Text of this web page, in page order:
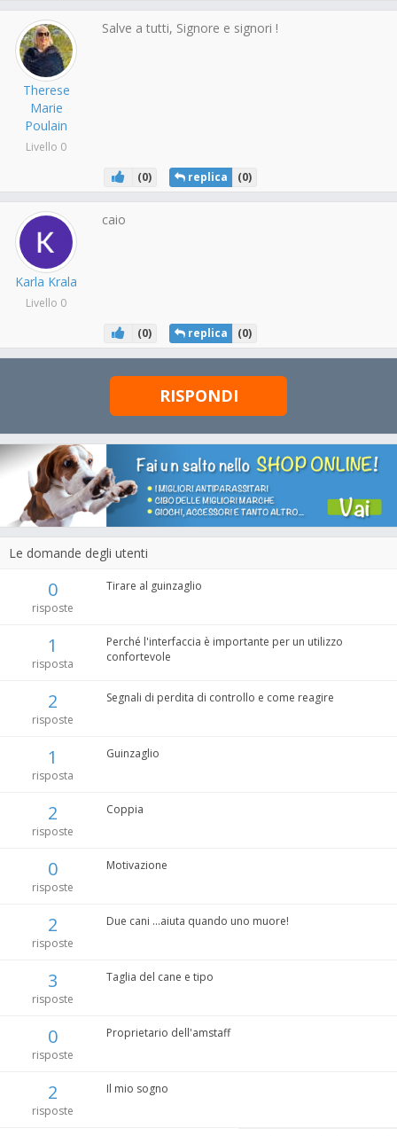
Therese
Marie
Poulain
Livello 0
Salve a tutti, Signore e signori !
(0) replica (0)
Karla Krala
Livello 0
caio
(0) replica (0)
RISPONDI
Le domande degli utenti
0
risposte
Tirare al guinzaglio
1
risposta
Perché l'interfaccia è importante per un utilizzo
confortevole
2
risposte
Segnali di perdita di controllo e come reagire
1
risposta
Guinzaglio
2
risposte
Coppia
0
risposte
Motivazione
2
risposte
Due cani ...aiuta quando uno muore!
3
risposte
Taglia del cane e tipo
0
risposte
Proprietario dell'amstaff
2
risposte
Il mio sogno